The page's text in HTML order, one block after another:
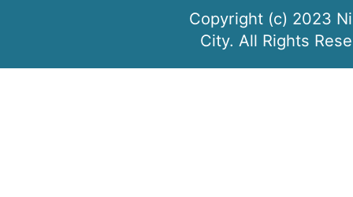
Copyright (c) 2023
City. All Rights